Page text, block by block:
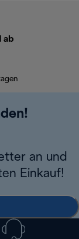
ab
an und
Einkauf!